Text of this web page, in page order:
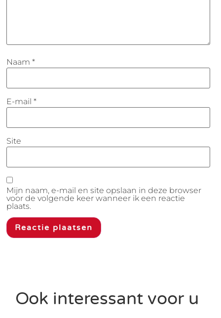
Naam*
E-mail*
Site
Mijn naam, e-mail en site opslaan in deze browser
voor de volgende keer wanneer ik een reactie
plaats.
Ook interessant voor u